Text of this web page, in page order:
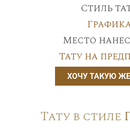
Стиль
Место
Тату на
ХОЧУ ТАКУЮ
Тату в стиле